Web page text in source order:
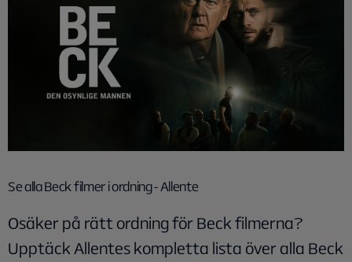
Se alla Beck filmer i ordning - Allente
Osäker på rätt ordning för Beck filmerna?
Upptäck Allentes kompletta lista över alla Beck